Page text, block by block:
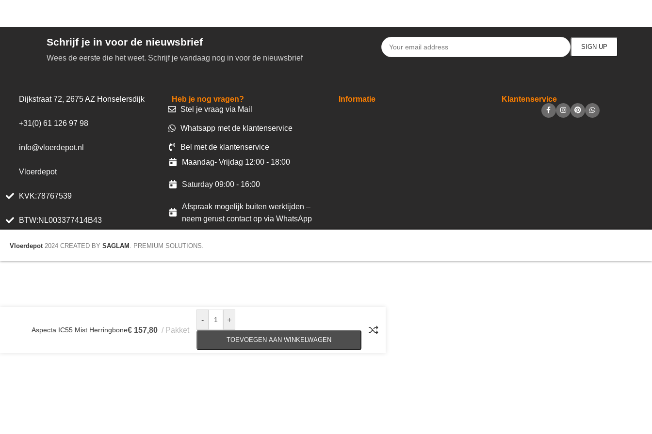
Schrijf je in voor de nieuwsbrief
Wees de eerste die het weet. Schrijf je vandaag nog in voor de nieuwsbrief
Dijkstraat 72, 2675 AZ Honselersdijk
+31(0) 61 126 97 98
info@vloerdepot.nl
Vloerdepot
KVK:78767539
BTW:NL003377414B43
Heb je nog vragen?
Stel je vraag via Mail
Whatsapp met de klantenservice
Bel met de klantenservice
Maandag- Vrijdag 12:00 - 18:00
Saturday 09:00 - 16:00
Afspraak mogelijk buiten werktijden –
neem gerust contact op via WhatsApp
Informatie Klantenservice
Vloerdepot 2024 CREATED BY SAGLAM . PREMIUM SOLUTIONS.
Aspecta IC55 Mist Herringbone€ 157,80 Pakket
- +
TOEVOEGEN AAN WINKELWAGEN